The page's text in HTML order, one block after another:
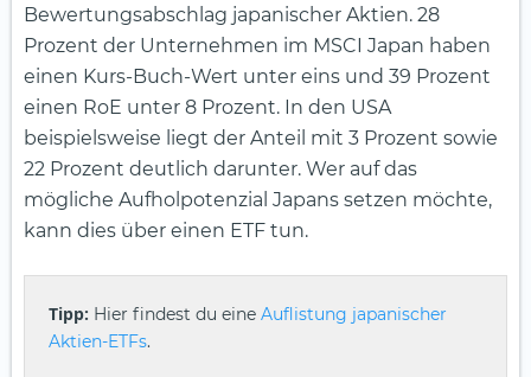
Bewertungsabschlag japanischer Aktien. 28
Prozent der Unternehmen im MSCI Japan haben
einen Kurs-Buch-Wert unter eins und 39 Prozent
einen RoE unter 8 Prozent. In den USA
beispielsweise liegt der Anteil mit 3 Prozent sowie
22 Prozent deutlich darunter. Wer auf das
mögliche Aufholpotenzial Japans setzen möchte,
kann dies über einen ETF tun.
Tipp: Hier findest du eine Auflistung japanischer
Aktien-ETFs.